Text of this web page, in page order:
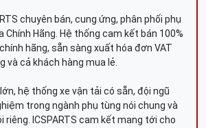
chuyên bán, cung ứng, phân phối phụ
Chính Hãng. Hệ thống cam kết bán 100%
hãng, sẵn sàng xuất hóa đơn VAT
và cả khách hàng mua lẻ.
hệ thống xe vận tải có sẵn, đội ngũ
trong ngành phụ tùng nói chung và
riêng. ICSPARTS cam kết mang tới cho